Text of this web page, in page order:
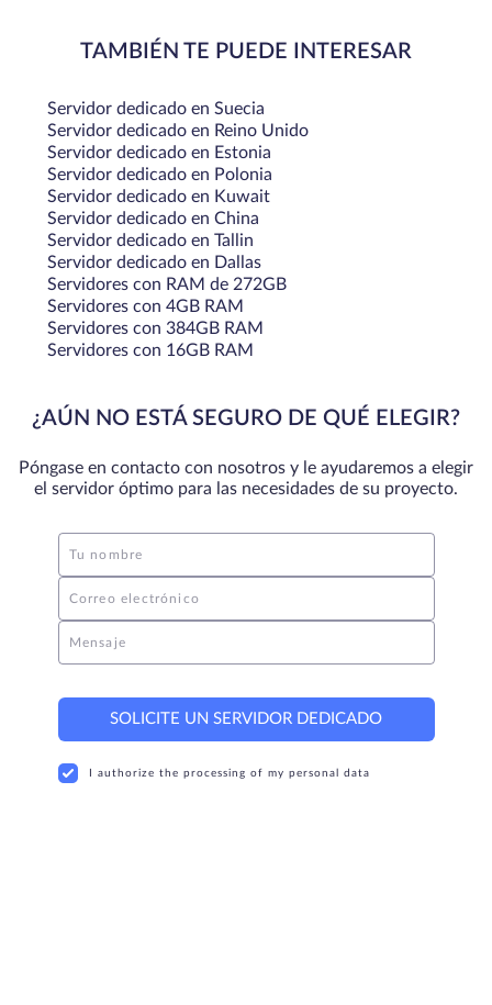
TAMBIÉN TE PUEDE INTERESAR
Servidor dedicado en Suecia
Servidor dedicado en Reino Unido
Servidor dedicado en Estonia
Servidor dedicado en Polonia
Servidor dedicado en Kuwait
Servidor dedicado en China
Servidor dedicado en Tallin
Servidor dedicado en Dallas
Servidores con RAM de 272GB
Servidores con 4GB RAM
Servidores con 384GB RAM
Servidores con 16GB RAM
¿AÚN NO ESTÁ SEGURO DE QUÉ ELEGIR?
Póngase en contacto con nosotros y le ayudaremos a elegir
el servidor óptimo para las necesidades de su proyecto.
Tu nombre
Correo electrónico
Mensaje
SOLICITE UN SERVIDOR DEDICADO
I authorize the processing of my personal data